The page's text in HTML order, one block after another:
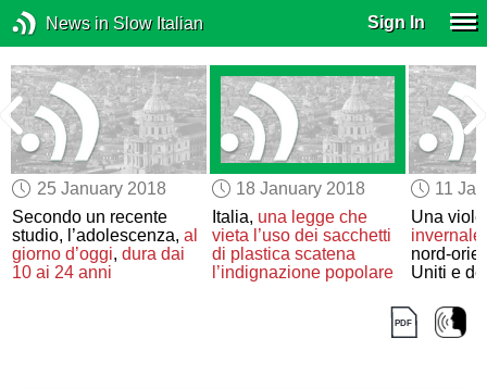
News in Slow Italian Sign In
25 January 2018
Secondo un recente
studio, l’adolescenza,al
giorno d’oggi,dura dai
10 ai 24 anni
18 January 2018
Italia, una legge che
vieta l’uso dei sacchetti
di plastica scatena
l’indignazione popolare
11
Una
invernale
nord-
Uniti e